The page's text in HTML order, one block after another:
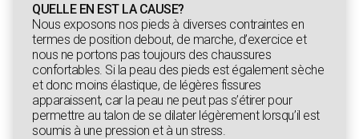
QUELLE EN EST LA CAUSE?
Nous exposons nos pieds à diverses contraintes en
termes de position debout, de marche, d’exercice et
nous ne portons pas toujours des chaussures
confortables. Si la peau des pieds est également sèche
et donc moins élastique, de légères fissures
apparaissent, car la peau ne peut pas s’étirer pour
permettre au talon de se dilater légèrement lorsqu’il est
soumis à une pression et à un stress.